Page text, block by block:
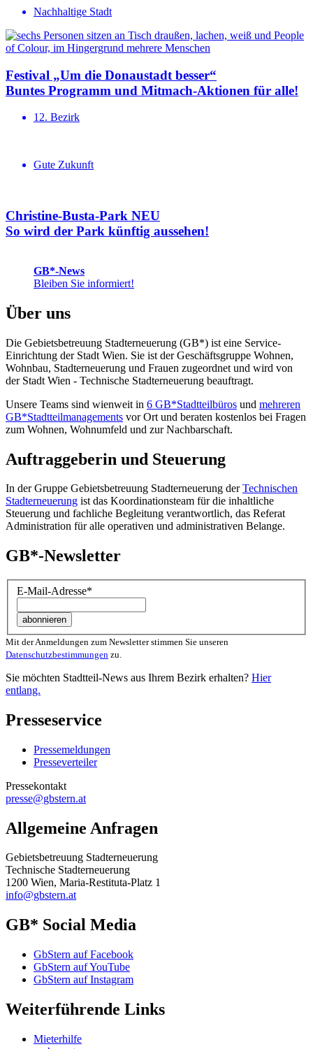
Nachhaltige Stadt
Festival „Um die Donaustadt besser“
Buntes Programm und Mitmach-Aktionen für alle!
12. Bezirk
Gute Zukunft
Christine-Busta-Park NEU
So wird der Park künftig aussehen!
GB*-News
Bleiben Sie informiert!
Über uns
Die Gebietsbetreuung Stadterneuerung (GB*) ist eine Service-
Einrichtung der Stadt Wien. Sie ist der Geschäfts­gruppe Wohnen,
Wohnbau, Stadt­erneuerung und Frauen zugeordnet und wird von
der Stadt Wien - Technische Stadterneuerung beauftragt.
Unsere Teams sind wienweit in 6 GB*Stadtteilbüros und mehreren
GB*Stadtteilmanagements vor Ort und beraten kostenlos bei Fragen
zum Wohnen, Wohnumfeld und zur Nachbarschaft.
Auftraggeberin und Steuerung
In der Gruppe Gebietsbetreuung Stadterneuerung derTechnischen
Stadterneuerung ist das Koordinationsteam für die inhaltliche
Steuerung und fachliche Begleitung verantwortlich, das Referat
Administration für alle operativen und administrativen Belange.
GB*-Newsletter
E-Mail-Adresse*
Mit der Anmeldungen zum Newsletter stimmen Sie unseren
Datenschutzbestimmungen zu.
Sie möchten Stadtteil-News aus Ihrem Bezirk erhalten? Hier
entlang.
Presseservice
Pressemeldungen
Presseverteiler
Pressekontakt
presse@gbstern.at
Allgemeine Anfragen
Gebietsbetreuung Stadterneuerung
Technische Stadterneuerung
1200 Wien, Maria-Restituta-Platz 1
info@gbstern.at
GB* Social Media
GbStern auf Facebook
GbStern auf YouTube
GbStern auf Instagram
Weiterführende Links
Mieterhilfe